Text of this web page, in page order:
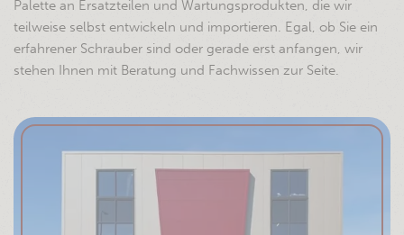
Palette an Ersatzteilen und Wartungsprodukten, die wir
teilweise selbst entwickeln und importieren. Egal, ob Sie ein
erfahrener Schrauber sind oder gerade erst anfangen, wir
stehen Ihnen mit Beratung und Fachwissen zur Seite.